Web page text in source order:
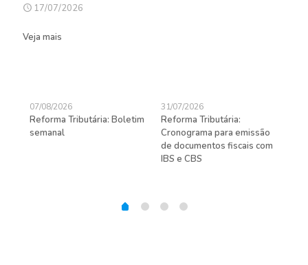
17/07/2026
Veja mais
07/08/2026
Reforma Tributária: Boletim
semanal
31/07/2026
Reforma Tributária:
Cronograma para emissão
de documentos fiscais com
IBS e CBS